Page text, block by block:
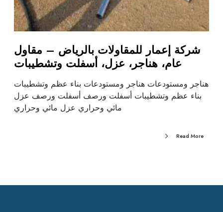
شركة إعمار للمقاولات بالرياض – مقاول
عام، هناجر، عزل، أسفلت وتشطيبات
هناجر ومستودعات هناجر ومستودعات بناء عظم وتشطيبات
بناء عظم وتشطيبات أسفلت ورصف أسفلت ورصف عزل
مائي وحراري عزل مائي وحراري
Read More